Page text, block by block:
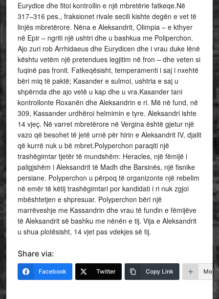
Eurydice dhe fitoi kontrollin e një mbretërie fatkeqe.Në
317–316 pes., fraksionet rivale secili kishte degën e vet të
linjës mbretërore. Nëna e Aleksandrit, Olimpia – e kthyer
në Epir – ngriti një ushtri dhe u bashkua me Poliperchon.
Ajo zuri rob Arrhidaeus dhe Eurydicen dhe i vrau duke lënë
kështu vetëm një pretendues legjitim në fron – dhe veten si
fuqinë pas fronit. Fatkeqësisht, temperamenti i saj i nxehtë
bëri miq të paktë; Kasander e sulmoi, ushtria e saj u
shpërnda dhe ajo vetë u kap dhe u vra.Kasander tani
kontrollonte Roxanën dhe Aleksandrin e ri. Më në fund, në
309, Kassander urdhëroi helmimin e tyre. Aleksandri ishte
14 vjeç. Në varret mbretërore në Vergina është gjetur një
vazo që besohet të jetë urnë për hirin e Aleksandrit IV, djalit
që kurrë nuk u bë mbret.Polyperchon paraqiti një
trashëgimtar tjetër të mundshëm: Heracles, një fëmijë i
paligjshëm i Aleksandrit të Madh dhe Barsinës, një fisnike
persiane. Polyperchon u përpoq të organizonte një rebelim
në emër të këtij trashëgimtari por kandidati i ri nuk zgjoi
mbështetjen e shpresuar. Polyperchon bëri një
marrëveshje me Kassandrin dhe vrau të fundin e fëmijëve
të Aleksandrit së bashku me nënën e tij. Vija e Aleksandrit
u shua plotësisht, 14 vjet pas vdekjes së tij.
Share via:
Facebook Twitter Copy Link More